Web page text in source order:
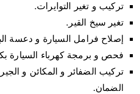
تركيب و تغير التوايرات.
تغير سيخ القير.
إصلاح فرامل السيارة و دعسة
فحص و برمجة كهرباء السيارة
تركيب الضفائر و المكائن و
الضمان.